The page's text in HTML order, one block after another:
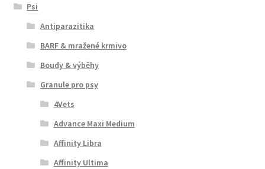
Psi
Antiparazitika
BARF & mražené krmivo
Boudy & výběhy
Granule pro psy
4Vets
Advance Maxi Medium
Affinity Libra
Affinity Ultima